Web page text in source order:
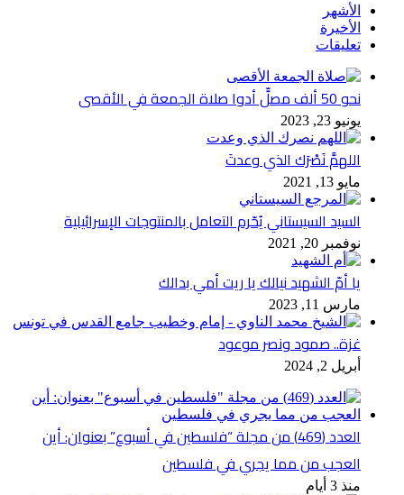
الأشهر
الأخيرة
تعليقات
نحو 50 ألف مصلٍّ أدوا صلاة الجمعة في الأقصى
يونيو 23, 2023
اللهمَّ نَصْرَك الذي وعدتَ
مايو 13, 2021
السيد السيستاني يُحّرم التعامل بالمنتوجات الإسرائيلية
نوفمبر 20, 2021
يا أمّ الشهيد نيالك يا ريت أمي بدالك
مارس 11, 2023
غزة.. صمود ونصر موعود
أبريل 2, 2024
العدد (469) من مجلة “فلسطين في أسبوع” بعنوان: أين
العجب من مما يجري في فلسطين
منذ 3 أيام